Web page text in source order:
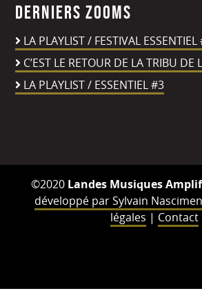
Derniers zooms
LA PLAYLIST / FESTIVAL ESSENTIEL
C’EST LE RETOUR DE LA TRIBU DE
LA PLAYLIST / ESSENTIEL #3
©2020 Landes Musiques
développé par Sylvain
légales | Contact